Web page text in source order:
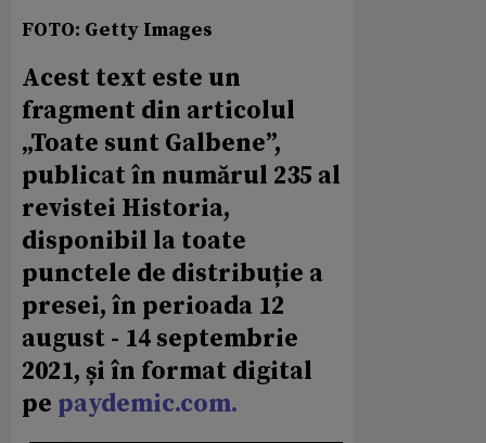
FOTO: Getty Images
Acest text este un
fragment din articolul
„Toate sunt Galbene”,
publicat în numărul 235 al
revistei Historia,
disponibil la toate
punctele de distribuție a
presei, în perioada 12
august - 14 septembrie
2021, și în format digital
pe paydemic.com.